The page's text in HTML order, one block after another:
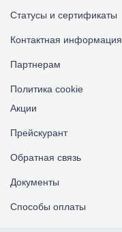
Статусы и сертификаты
Контактная информация
Партнерам
Политика cookie
Акции
Прейскурант
Обратная связь
Документы
Способы оплаты